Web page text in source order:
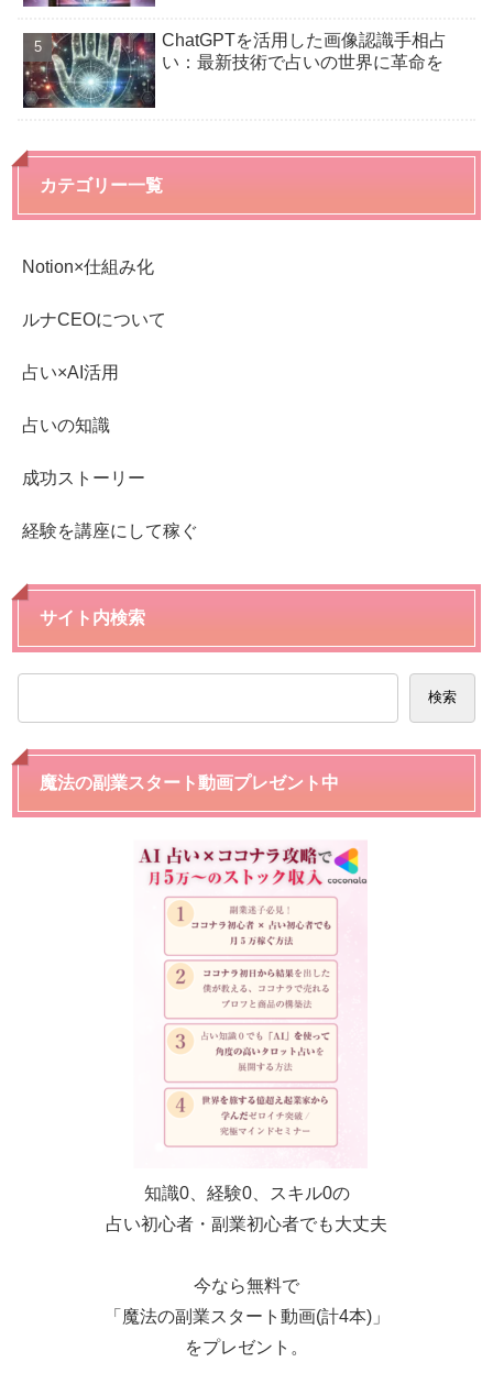
ChatGPTを活用した画像認識手相占
い：最新技術で占いの世界に革命を
カテゴリー一覧
Notion×仕組み化
ルナCEOについて
占い×AI活用
占いの知識
成功ストーリー
経験を講座にして稼ぐ
サイト内検索
検索
魔法の副業スタート動画プレゼント中
知識0、経験0、スキル0の
占い初心者・副業初心者でも大丈夫
今なら無料で
「魔法の副業スタート動画(計4本)」
をプレゼント。